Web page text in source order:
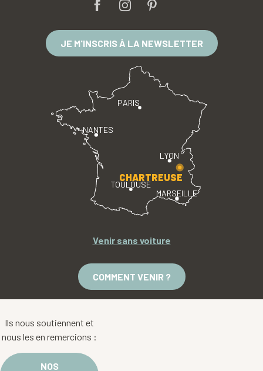
JE M'INSCRIS À LA NEWSLETTER
PARIS
LYON
TOULOUSE
MARSEILLE
NANTES
CHARTREUSE
Venir sans voiture
COMMENT VENIR ?
Ils nous soutiennent et
nous les en remercions :
NOS